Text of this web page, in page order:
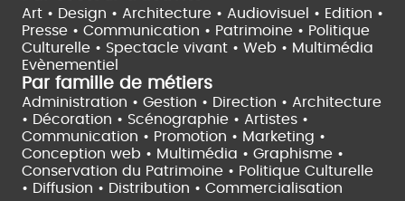
Art • Design • Architecture • Audiovisuel • Edition •
Presse • Communication • Patrimoine • Politique
Culturelle • Spectacle vivant • Web • Multimédia
Evènementiel
Par famille de métiers
Administration • Gestion • Direction • Architecture
• Décoration • Scénographie • Artistes •
Communication • Promotion • Marketing •
Conception web • Multimédia • Graphisme •
Conservation du Patrimoine • Politique Culturelle
• Diffusion • Distribution • Commercialisation